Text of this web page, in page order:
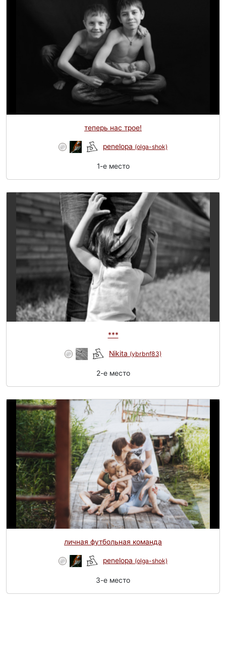
теперь нас трое!
penelopa (olga-shok)
1-e место
***
Nikita (ybrbnf83)
2-e место
личная футбольная команда
penelopa (olga-shok)
3-e место